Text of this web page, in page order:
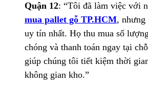
Quận 12: “Tôi đã làm việc với
mua pallet gỗ TP.HCM,
uy tín nhất. Họ thu mua số
chóng và thanh toán ngay tại
giúp chúng tôi tiết kiệm thời
không gian kho.”